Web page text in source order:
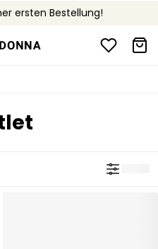
ersten Bestellung!
über CHF 150